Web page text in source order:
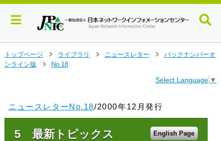
イ
トップページ
>
ライブラリ
ニュースレター
バックナンバーオ
ンライン版
No.18
Select Language ▼
ニュースレターNo.18/2000年12月発行
5 最新トピックス English Page